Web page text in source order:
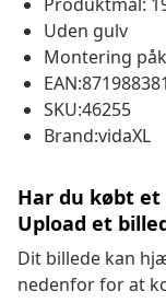
Uden gulv
Montering
SKU:46255
Brand:vidaXL
Har du købt
Upload et
Dit billede kan
nedenfor for at